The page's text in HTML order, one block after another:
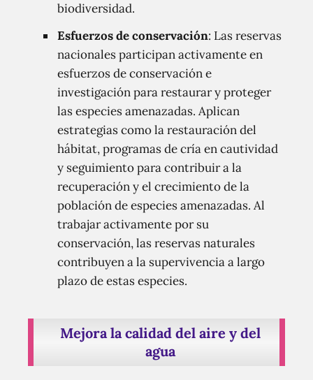
biodiversidad.
Esfuerzos de conservación: Las reservas
nacionales participan activamente en
esfuerzos de conservación e
investigación para restaurar y proteger
las especies amenazadas. Aplican
estrategias como la restauración del
hábitat, programas de cría en cautividad
y seguimiento para contribuir a la
recuperación y el crecimiento de la
población de especies amenazadas. Al
trabajar activamente por su
conservación, las reservas naturales
contribuyen a la supervivencia a largo
plazo de estas especies.
Mejora la calidad del aire y del
agua